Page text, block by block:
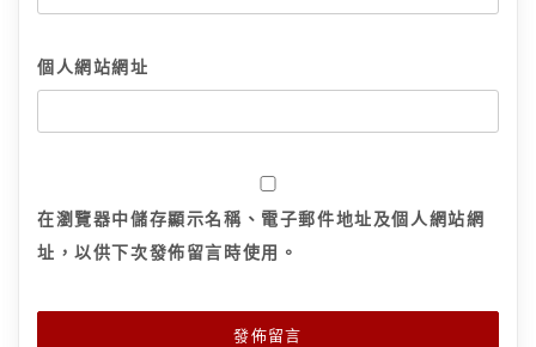
個人網站網址
在瀏覽器中儲存顯示名稱、電子郵件地址及個人網站網
址，以供下次發佈留言時使用。